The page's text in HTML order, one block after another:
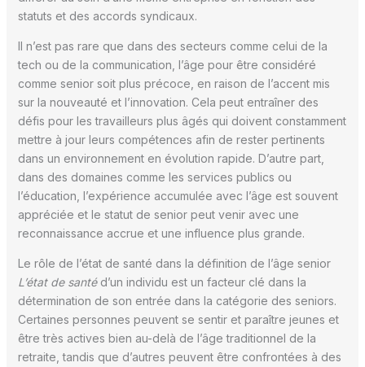
statuts et des accords syndicaux.
Il n’est pas rare que dans des secteurs comme celui de la
tech ou de la communication, l’âge pour être considéré
comme senior soit plus précoce, en raison de l’accent mis
sur la nouveauté et l’innovation. Cela peut entraîner des
défis pour les travailleurs plus âgés qui doivent constamment
mettre à jour leurs compétences afin de rester pertinents
dans un environnement en évolution rapide. D’autre part,
dans des domaines comme les services publics ou
l’éducation, l’expérience accumulée avec l’âge est souvent
appréciée et le statut de senior peut venir avec une
reconnaissance accrue et une influence plus grande.
Le rôle de l’état de santé dans la définition de l’âge senior
L’état de santéd’un individu est un facteur clé dans la
détermination de son entrée dans la catégorie des seniors.
Certaines personnes peuvent se sentir et paraître jeunes et
être très actives bien au-delà de l’âge traditionnel de la
retraite, tandis que d’autres peuvent être confrontées à des